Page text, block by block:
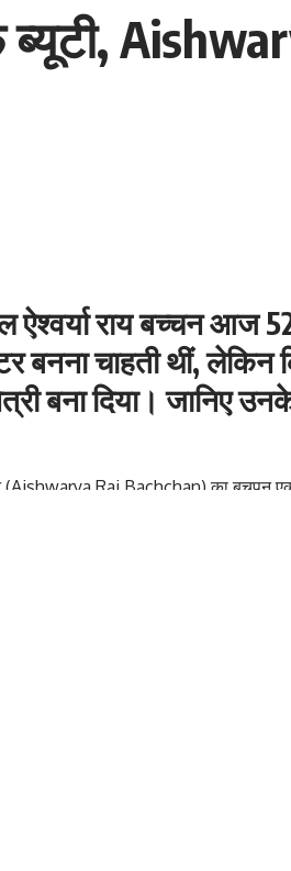
ऐश्वर्या राय बच्चन आज
बनना चाहती थीं, लेकिन
बना दिया। जानिए
(Aishwarya Rai Bachchan) का बचपन